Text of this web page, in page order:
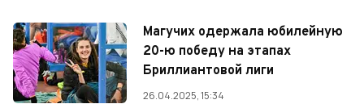
Магучих одержала юбилейную
20-ю победу на этапах
Бриллиантовой лиги
26.04.2025, 15:34